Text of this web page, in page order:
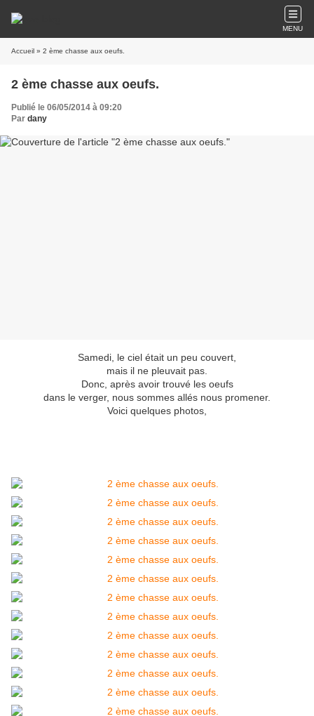
MENU
Accueil » 2 ème chasse aux oeufs.
2 ème chasse aux oeufs.
Publié le 06/05/2014 à 09:20
Par dany
Samedi, le ciel était un peu couvert,
mais il ne pleuvait pas.
Donc, après avoir trouvé les oeufs
dans le verger, nous sommes allés nous promener.
Voici quelques photos,